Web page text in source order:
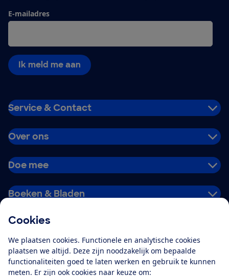
Cookies
We plaatsen cookies. Functionele en analytische cookies
plaatsen we altijd. Deze zijn noodzakelijk om bepaalde
functionaliteiten goed te laten werken en gebruik te kunnen
meten. Er zijn ook cookies naar keuze om:
E-mailadres
Ik meld me aan
Service & Contact
Over ons
Doe mee
Boeken & Bladen
Alles over de